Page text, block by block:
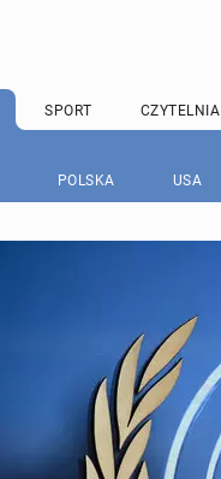
SPORT CZYTELNIA
POLSKA USA